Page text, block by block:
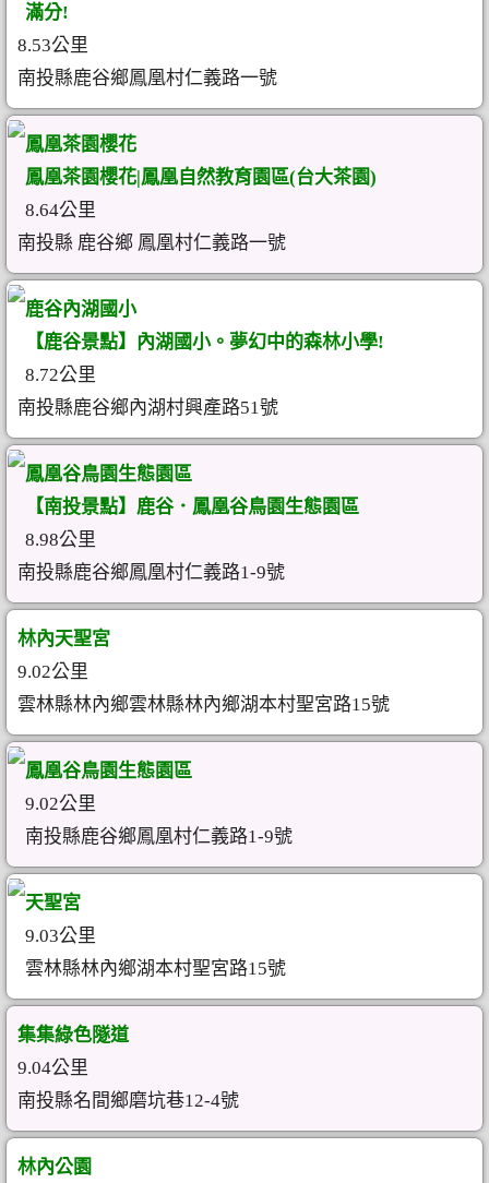
滿分!
8.53公里
南投縣鹿谷鄉鳳凰村仁義路一號
鳳凰茶園櫻花
鳳凰茶園櫻花|鳳凰自然教育園區(台大茶園)
8.64公里
南投縣 鹿谷鄉 鳳凰村仁義路一號
鹿谷內湖國小
【鹿谷景點】內湖國小。夢幻中的森林小學!
8.72公里
南投縣鹿谷鄉內湖村興產路51號
鳳凰谷鳥園生態園區
【南投景點】鹿谷．鳳凰谷鳥園生態園區
8.98公里
南投縣鹿谷鄉鳳凰村仁義路1-9號
林內天聖宮
9.02公里
雲林縣林內鄉雲林縣林內鄉湖本村聖宮路15號
鳳凰谷鳥園生態園區
9.02公里
南投縣鹿谷鄉鳳凰村仁義路1-9號
天聖宮
9.03公里
雲林縣林內鄉湖本村聖宮路15號
集集綠色隧道
9.04公里
南投縣名間鄉磨坑巷12-4號
林內公園